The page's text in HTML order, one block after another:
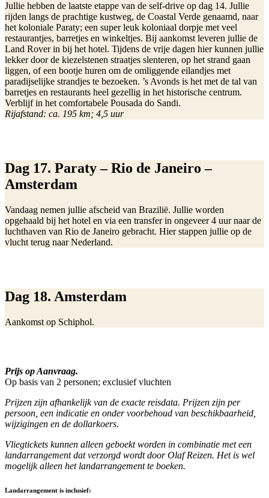
Jullie hebben de laatste etappe van de self-drive op dag 14. Jullie
rijden langs de prachtige kustweg, de Coastal Verde genaamd, naar
het koloniale Paraty; een super leuk koloniaal dorpje met veel
restaurantjes, barretjes en winkeltjes. Bij aankomst leveren jullie de
Land Rover in bij het hotel. Tijdens de vrije dagen hier kunnen jullie
lekker door de kiezelstenen straatjes slenteren, op het strand gaan
liggen, of een bootje huren om de omliggende eilandjes met
paradijselijke strandjes te bezoeken. ’s Avonds is het met de tal van
barretjes en restaurants heel gezellig in het historische centrum.
Verblijf in het comfortabele Pousada do Sandi.
Rijafstand: ca. 195 km; 4,5 uur
Dag 17. Paraty – Rio de Janeiro –
Amsterdam
Vandaag nemen jullie afscheid van Brazilië. Jullie worden
opgehaald bij het hotel en via een transfer in ongeveer 4 uur naar de
luchthaven van Rio de Janeiro gebracht. Hier stappen jullie op de
vlucht terug naar Nederland.
Dag 18. Amsterdam
Aankomst op Schiphol.
Prijs op Aanvraag.
Op basis van 2 personen; exclusief vluchten
Prijzen zijn afhankelijk van de exacte reisdata. Prijzen zijn per
persoon, een indicatie en onder voorbehoud van beschikbaarheid,
wijzigingen en de dollarkoers.
Vliegtickets kunnen alleen geboekt worden in combinatie met een
landarrangement dat verzorgd wordt door Olaf Reizen. Het is wel
mogelijk alleen het landarrangement te boeken.
Landarrangement is inclusief: